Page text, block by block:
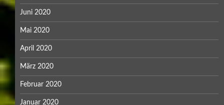
Juni 2020
Mai 2020
April 2020
März 2020
Februar 2020
Januar 2020